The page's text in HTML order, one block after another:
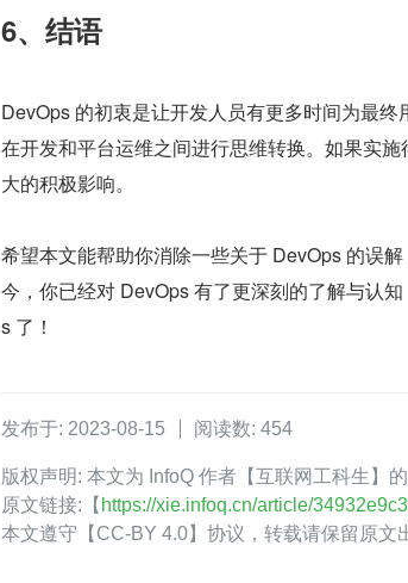
6、结语
DevOps 的初衷是让开发人员有更多时间为最
在开发和平台运维之间进行思维转换。如果实
大的积极影响。
希望本文能帮助你消除一些关于 DevOps 的误
今，你已经对 DevOps 有了更深刻的了解与认
s 了！
发布于: 2023-08-15 阅读数: 454
版权声明: 本文为 InfoQ 作者【互联网工科生】的
原文链接:【 https://xie.infoq.cn/article/
本文遵守【CC-BY 4.0】协议，转载请保留原文